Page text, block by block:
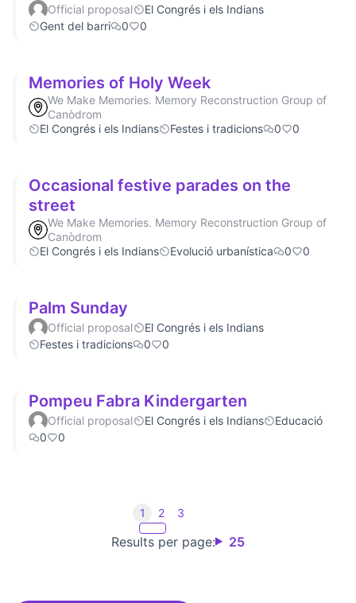
Official proposal
El Congrés i els Indians
Gent del barri
0 0
Memories of Holy Week
We Make Memories. Memory Reconstruction Group of
Canòdrom
El Congrés i els Indians
Festes i tradicions 0 0
Occasional festive parades on the
street
We Make Memories. Memory Reconstruction Group of
Canòdrom
El Congrés i els Indians
Evolució urbanística 0 0
Palm Sunday
Official proposal
El Congrés i els Indians
Festes i tradicions
0 0
Pompeu Fabra Kindergarten
Official proposal El Congrés i els Indians
Educació
0
0
Results per page: 25
1 2 3